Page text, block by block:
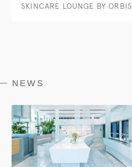
SKINCARE LOUNGE BY ORBIS
NEWS